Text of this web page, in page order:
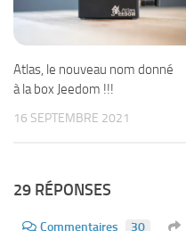
Atlas, le nouveau nom donné
à la box Jeedom !!!
16 SEPTEMBRE 2021
29 RÉPONSES
Commentaires 30